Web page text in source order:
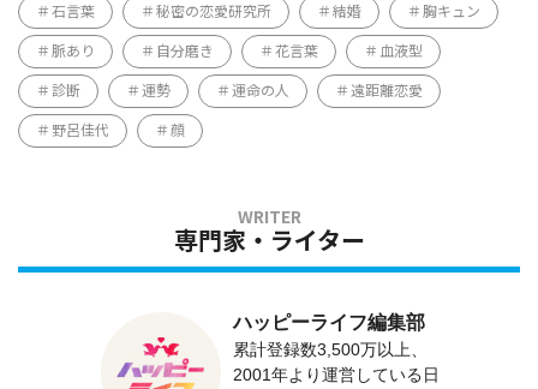
石言葉 秘密の恋愛研究所 結婚 胸キュン
脈あり 自分磨き 花言葉 血液型
診断 運勢 運命の人 遠距離恋愛
野呂佳代 顔
専門家・ライター
ハッピーライフ編集部
累計登録数3,500万以上、
2001年より運営している日